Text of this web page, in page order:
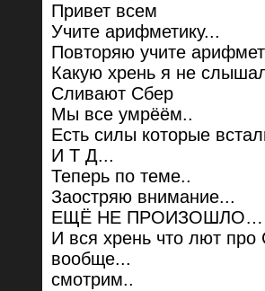
Привет всем
Учите арифметику...
Повторяю учите
Какую хрень я не
Сливают Сбер
Мы все умрёём..
Есть силы которые
И Т Д...
Теперь по теме..
Заостряю внимание...
ЕЩЁ НЕ ПРОИЗОШЛО…
И вся хрень что лют
вообще...
смотрим..